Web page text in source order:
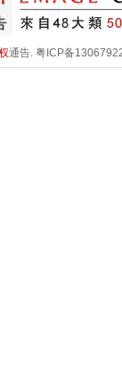
通告. 粤ICP备